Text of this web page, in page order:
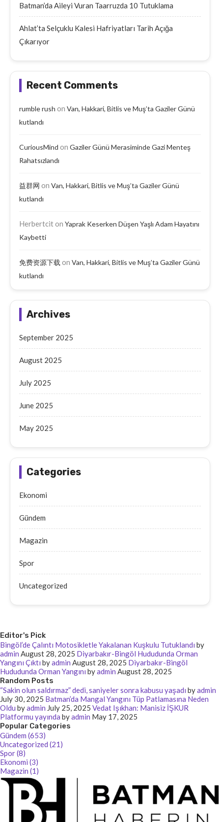
Batman’da Aileyi Vuran Taarruzda 10 Tutuklama
Ahlat’ta Selçuklu Kalesi Hafriyatları Tarih Açığa
Çıkarıyor
Recent Comments
rumble rush on Van, Hakkari, Bitlis ve Muş’ta Gaziler Günü
kutlandı
CuriousMind on Gaziler Günü Merasiminde Gazi Menteş
Rahatsızlandı
益群网 on Van, Hakkari, Bitlis ve Muş’ta Gaziler Günü
kutlandı
Herbertciton Yaprak Keserken Düşen Yaşlı Adam Hayatını
Kaybetti
免费资源下载 on Van, Hakkari, Bitlis ve Muş’ta Gaziler Günü
kutlandı
Archives
September 2025
August 2025
July 2025
June 2025
May 2025
Categories
Ekonomi
Gündem
Magazin
Spor
Uncategorized
Editor's Pick
Bingöl’de Çalıntı Motosikletle Yakalanan Kuşkulu Tutuklandı by
admin August 28, 2025 Diyarbakır-Bingöl Hududunda Orman
Yangını Çıktı byadmin August 28, 2025 Diyarbakır-Bingöl
Hududunda Orman Yangını byadmin August 28, 2025
Random Posts
“Sakin olun saldırmaz” dedi, saniyeler sonra kabusu yaşadı byadmin
July 30, 2025 Batman’da Mangal Yangını Tüp Patlamasına Neden
Oldu byadmin July 25, 2025 Vedat Işıkhan: Manisiz İŞKUR
Platformu yayında byadmin May 17, 2025
Popular Categories
Gündem (653)
Uncategorized (21)
Spor (8)
Ekonomi (3)
Magazin (1)